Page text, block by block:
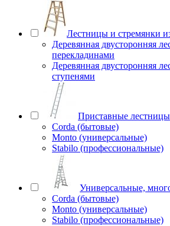
Лестницы и стремянки
Деревянная двусторонняя
перекладинами
Деревянная двусторонняя
ступенями
Приставные лестницы
Corda (бытовые)
Monto (универсальные)
Stabilo (профессиональные)
Универсальные,
Corda (бытовые)
Monto (универсальные)
Stabilo (профессиональные)